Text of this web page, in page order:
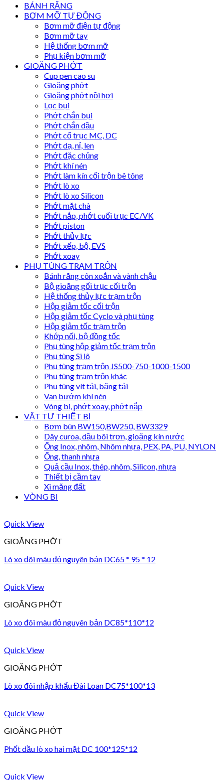
BÁNH RĂNG
BƠM MỠ TỰ ĐỘNG
Bơm mỡ điện tự động
Bơm mỡ tay
Hệ thống bơm mỡ
Phụ kiện bơm mỡ
GIOĂNG PHỚT
Cup pen cao su
Gioăng phớt
Gioăng phớt nồi hơi
Lọc bụi
Phớt chắn bụi
Phớt chắn dầu
Phớt cổ trục MC, DC
Phớt dạ, nỉ, len
Phớt đặc chủng
Phớt khí nén
Phớt làm kín cối trộn bê tông
Phớt lò xo
Phớt lò xo Silicon
Phớt mặt chà
Phớt nắp, phớt cuối trục EC/VK
Phớt piston
Phớt thủy lực
Phớt xếp, bộ, EVS
Phớt xoay
PHỤ TÙNG TRẠM TRỘN
Bánh răng côn xoắn và vành chậu
Bộ gioăng gối trục cối trộn
Hệ thống thủy lực trạm trộn
Hộp giảm tốc cối trộn
Hộp giảm tốc Cyclo và phụ tùng
Hộp giảm tốc trạm trộn
Khớp nối, bộ đồng tốc
Phụ tùng hộp giảm tốc trạm trộn
Phụ tùng Si lô
Phụ tùng trạm trộn JS500-750-1000-1500
Phụ tùng trạm trộn khác
Phụ tùng vít tải, băng tải
Van bướm khí nén
Vòng bi, phớt xoay, phớt nắp
VẬT TƯ THIẾT BỊ
Bơm bùn BW150,BW250, BW3329
Dây curoa, dầu bôi trơn, gioăng kín nước
Ống Inox, nhôm, Nhôm nhựa, PEX, PA, PU, NYLON
Ống, thanh nhựa
Quả cầu Inox, thép, nhôm, Silicon, nhựa
Thiết bị cầm tay
Xi măng đất
VÒNG BI
Quick View
GIOĂNG PHỚT
Lò xo đôi màu đỏ nguyên bản DC65 * 95 * 12
Quick View
GIOĂNG PHỚT
Lò xo đôi màu đỏ nguyên bản DC85*110*12
Quick View
GIOĂNG PHỚT
Lò xo đôi nhập khẩu Đài Loan DC75*100*13
Quick View
GIOĂNG PHỚT
Phốt dầu lò xo hai mặt DC 100*125*12
Quick View